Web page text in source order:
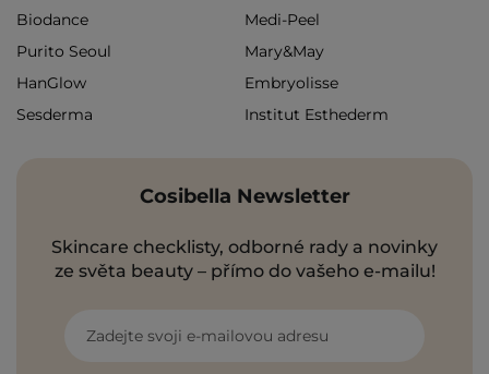
Biodance
Medi-Peel
Purito Seoul
Mary&May
HanGlow
Embryolisse
Sesderma
Institut Esthederm
Cosibella Newsletter
Skincare checklisty, odborné rady a novinky
ze světa beauty – přímo do vašeho e-mailu!
Zadejte svoji e-mailovou adresu